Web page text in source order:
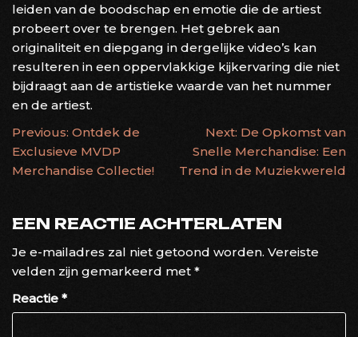
leiden van de boodschap en emotie die de artiest
probeert over te brengen. Het gebrek aan
originaliteit en diepgang in dergelijke video’s kan
resulteren in een oppervlakkige kijkervaring die niet
bijdraagt aan de artistieke waarde van het nummer
en de artiest.
BERICHTNAVIGATIE
Previous: Ontdek de
Exclusieve MVDP
Merchandise Collectie!
Next: De Opkomst van
Snelle Merchandise: Een
Trend in de Muziekwereld
EEN REACTIE ACHTERLATEN
Je e-mailadres zal niet getoond worden. Vereiste
velden zijn gemarkeerd met *
Reactie *